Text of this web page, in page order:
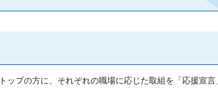
プの方に、それぞれの職場に応じた取組を「応援宣言